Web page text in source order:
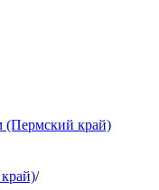
(Пермский край)
/